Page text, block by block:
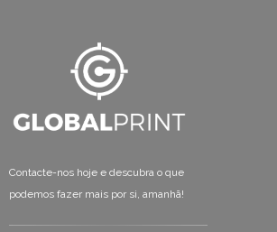
Contacte-nos hoje e descubra o que
podemos fazer mais por si, amanhã!